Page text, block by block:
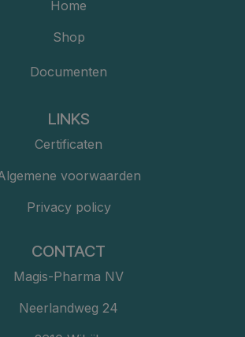
Home
Shop
Documenten
LINKS
Certificaten
voorwaarden
Privacy policy
CONTACT
Magis-Pharma NV
Neerlandweg 24